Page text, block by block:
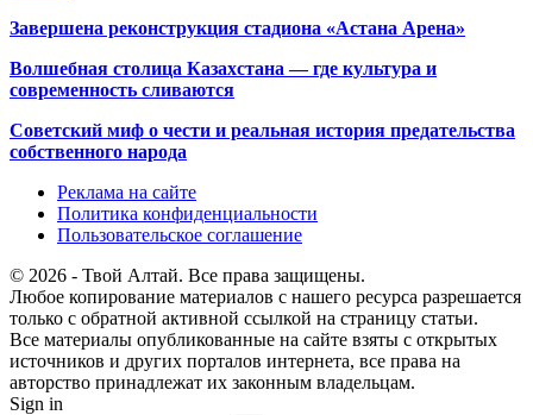
Завершена реконструкция стадиона «Астана Арена»
Волшебная столица Казахстана — где культура и
современность сливаются
Советский миф о чести и реальная история предательства
собственного народа
Реклама на сайте
Политика конфиденциальности
Пользовательское соглашение
© 2026 - Твой Алтай. Все права защищены.
Любое копирование материалов с нашего ресурса разрешается
только с обратной активной ссылкой на страницу статьи.
Все материалы опубликованные на сайте взяты с открытых
источников и других порталов интернета, все права на
авторство принадлежат их законным владельцам.
Sign in